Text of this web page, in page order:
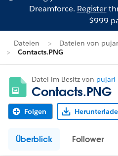
Dreamforce. Register
$999
Dateien
Dateien von
Contacts.PNG
Datei im Besitz von pujari
Contacts.PNG
Folgen
Überblick Follower